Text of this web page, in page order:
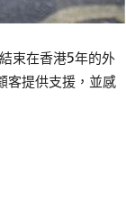
束在香港5年的外
客提供支援，並感